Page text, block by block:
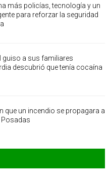
más policías, tecnología y un
para reforzar la seguridad
guiso a sus familiares
descubrió que tenía cocaína
que un incendio se propagara a
Posadas